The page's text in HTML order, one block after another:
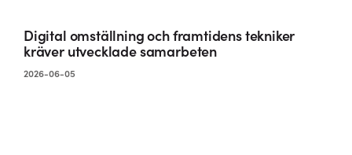
Digital omställning och framtidens tekniker
kräver utvecklade samarbeten
2026-06-05